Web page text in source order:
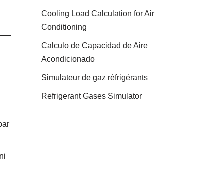
Cooling Load Calculation for Air
Conditioning
Calculo de Capacidad de Aire
Acondicionado
Simulateur de gaz réfrigérants
Refrigerant Gases Simulator